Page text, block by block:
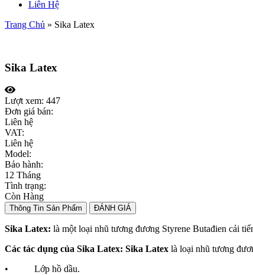
Liên Hệ
Trang Chủ » Sika Latex
Sika Latex
Lượt xem: 447
Đơn giá bán:
Liên hệ
VAT:
Liên hệ
Model:
Bảo hành:
12 Tháng
Tình trạng:
Còn Hàng
Thông Tin Sản Phẩm ĐÁNH GIÁ
Sika Latex: là một loại nhũ tương đương Styrene Butađien cải
Các tác dụng của Sika Latex: Sika Latex là loại nhũ tương
• Lớp hồ dầu.